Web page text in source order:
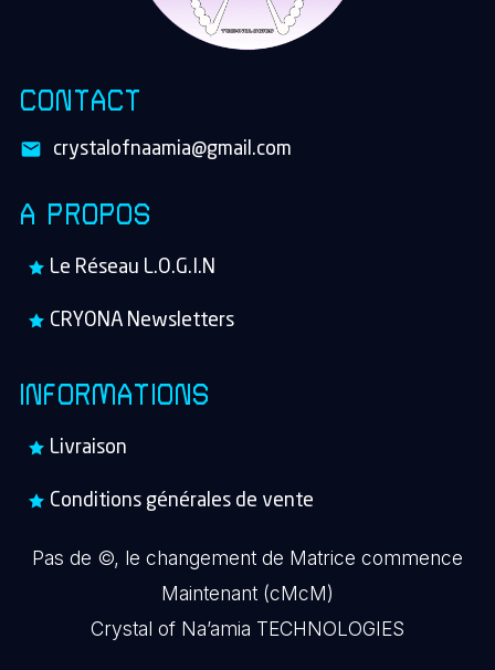
CONTACT
crystalofnaamia@gmail.com
A PROPOS
Le Réseau L.O.G.I.N
CRYONA Newsletters
INFORMATIONS
Livraison
Conditions générales de vente
Pas de ©, le changement de Matrice commence
Maintenant (cMcM)
Crystal of Na’amia TECHNOLOGIES